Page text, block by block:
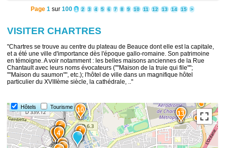
Page 1 sur 100 1 2 3 4 5 6 7 8 9 10 11 12 13 14 15 >
VISITER CHARTRES
"Chartres se trouve au centre du plateau de Beauce dont elle est la capitale,
et a été une ville d'importance dès l'époque gallo-romaine. Son patrimoine
en témoigne. A voir notamment : les belles maisons anciennes de la Rue
Chantault avec leurs noms évocateurs (""Maison de la truie qui file"";
""Maison du saumon"", etc.); l'hôtel de ville dans un magnifique hôtel
particulier du XVIIIème siècle, la cathédrale, .."
Hôtels Tourisme
13
10
8
6
5
4
2
1